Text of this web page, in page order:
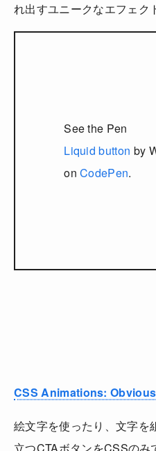
れ出すユニークなエフェク
See the Pen
Liquid button by
onCodePen.
CSS Animations:
絵文字を使ったり、文字を